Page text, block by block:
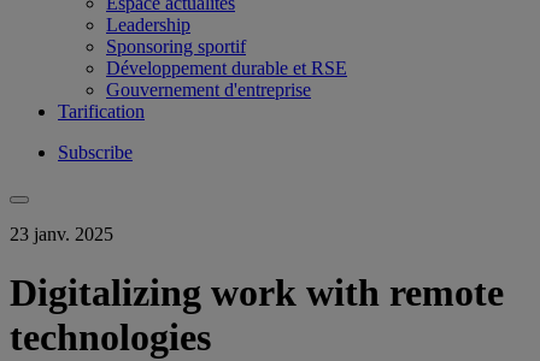
Leadership
Sponsoring sportif
Développement durable et RSE
Gouvernement d'entreprise
Tarification
Subscribe
23 janv. 2025
Digitalizing work with remote
technologies